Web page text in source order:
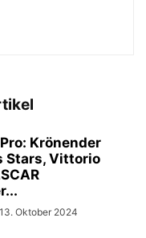
Krönender
Stars, Vittorio
13. Oktober 2024